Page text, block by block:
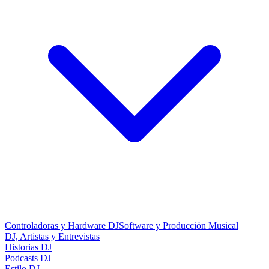
Controladoras y Hardware DJSoftware y Producción Musical
DJ, Artistas y Entrevistas
Historias DJ
Podcasts DJ